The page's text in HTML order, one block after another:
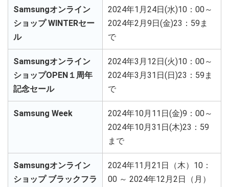
Samsungオンライン
ショップ WINTERセー
ル
2024年1月24日(水)10：00～
2024年2月9日(金)23：59ま
で
Samsungオンライン
ショップOPEN１周年
記念セール
2024年3月12日(火)10：00～
2024年3月31日(日)23：59ま
で
Samsung Week
2024年10月11日(金)9：00～
2024年10月31日(木)23：59
まで
Samsungオンライン
ショップ ブラックフラ
2024年11月21日（木）10：
00 ～ 2024年12月2日（月）